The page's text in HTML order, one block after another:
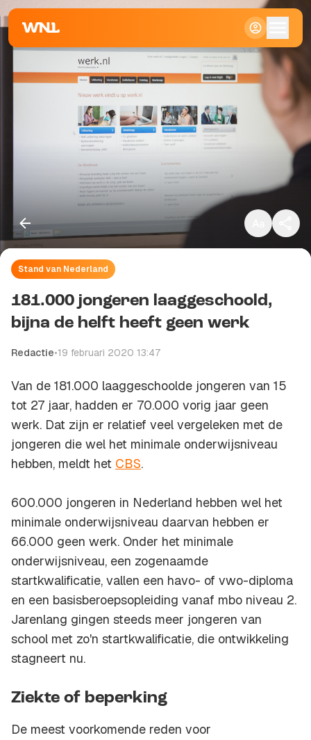
Standaard
Stand van Nederland
181.000 jongeren laaggeschoold,
bijna de helft heeft geen werk
Redactie•19 februari 2020 13:47
Van de 181.000 laaggeschoolde jongeren van 15
tot 27 jaar, hadden er 70.000 vorig jaar geen
werk. Dat zijn er relatief veel vergeleken met de
jongeren die wel het minimale onderwijsniveau
hebben, meldt het CBS.
600.000 jongeren in Nederland hebben wel het
minimale onderwijsniveau daarvan hebben er
66.000 geen werk. Onder het minimale
onderwijsniveau, een zogenaamde
startkwalificatie, vallen een havo- of vwo-diploma
en een basisberoepsopleiding vanaf mbo niveau 2.
Jarenlang gingen steeds meer jongeren van
school met zo'n startkwalificatie, die ontwikkeling
stagneert nu.
Ziekte of beperking
De meest voorkomende reden voor